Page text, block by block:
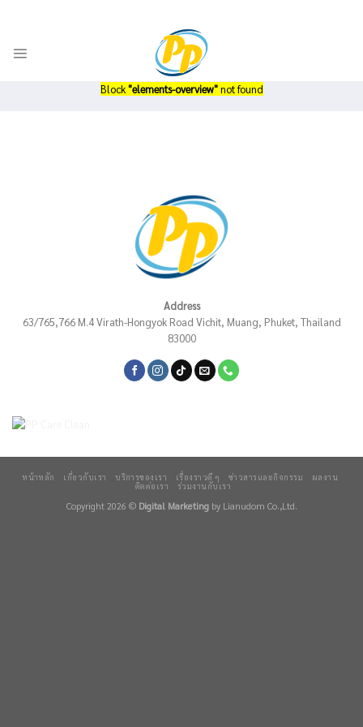
Block"elements-overview"not found
Address
63/765,766 M.4 Virath-Hongyok Road Vichit, Muang, Phuket, Thailand
83000
หน้าหลัก เกี่ยวกับเรา บริการของเรา เรื่องราวดี ๆ ข่าวสารและกิจกรรม
ผลงาน
ติดต่อเรา
ร่วมงานกับเรา
Copyright 2026 © Digital Marketingby Lianudom Co.,Ltd.